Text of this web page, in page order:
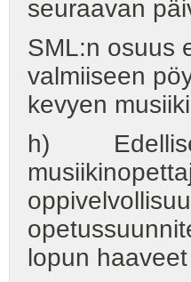
seuraavan
SML:n osuus
valmiiseen
kevyen
h) Edellisen
lopun